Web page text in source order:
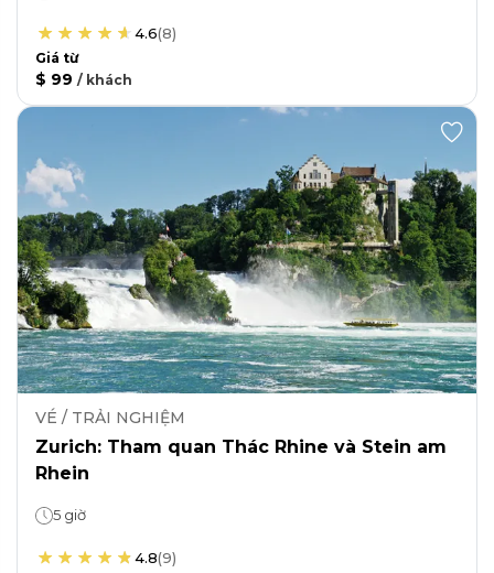
4.6(8)
Giá từ
$ 99 / khách
VÉ / TRẢI NGHIỆM
Zurich: Tham quan Thác Rhine và Stein am
Rhein
5 giờ
4.8(9)